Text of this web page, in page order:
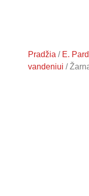
Pradžia / E.
vandeniui /